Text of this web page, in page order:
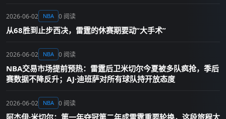
2026-06-02 NBA 0 阅读
从68胜到止步西决，雷霆的休赛期要动“大手术”
2026-06-02 NBA 0 阅读
NBA交易市场提前预热：雷霆后卫米切尔今夏被多队疯抢，季后
赛数据不降反升；AJ·迪班萨对所有球队持开放态度
2026-06-02 NBA 0 阅读
阿杰伊·米切尔：第一年夺冠第二年成雷霆重要轮换，这段旅程太